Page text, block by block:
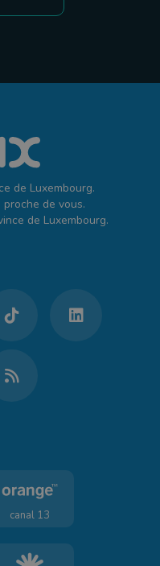
de Luxembourg.
de vous.
de Luxembourg.
canal 13